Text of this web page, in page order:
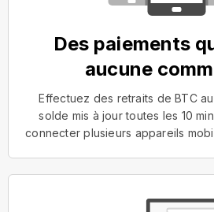
Des paiements
aucune
Effectuez des retraits de BTC
solde mis à jour toutes les 10
connecter plusieurs appareils